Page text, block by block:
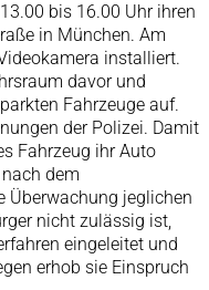
bis 16.00 Uhr ihren
in München. Am
installiert.
davor und
Fahrzeuge auf.
der Polizei. Damit
Fahrzeug ihr Auto
dem
Überwachung jeglichen
nicht zulässig ist,
eingeleitet und
erhob sie Einspruch